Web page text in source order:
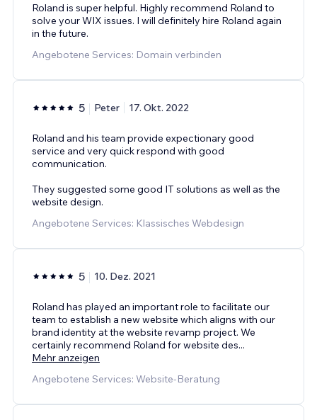
Roland is super helpful. Highly recommend Roland to
solve your WIX issues. I will definitely hire Roland again
in the future.
Angebotene Services: Domain verbinden
5 Peter 17. Okt. 2022
Roland and his team provide expectionary good
service and very quick respond with good
communication.
They suggested some good IT solutions as well as the
website design.
Angebotene Services: Klassisches Webdesign
5 10. Dez. 2021
Roland has played an important role to facilitate our
team to establish a new website which aligns with our
brand identity at the website revamp project. We
certainly recommend Roland for website des...
Mehr anzeigen
Angebotene Services: Website-Beratung